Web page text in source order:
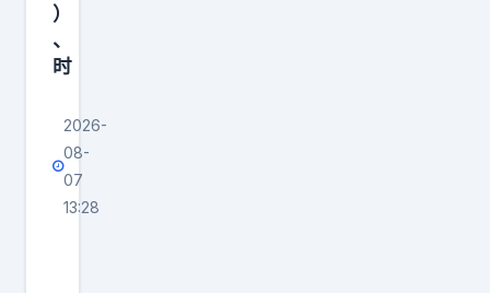
！
抄
送
）
、
时
2026-
08-
07
13:28